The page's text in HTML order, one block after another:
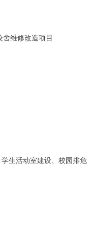
舍维修改造项目
生活动室建设、校园排